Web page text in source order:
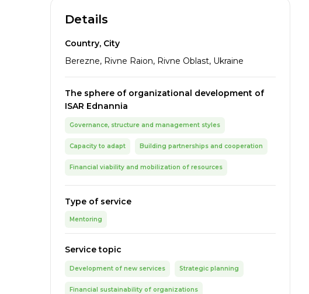
Details
Country, City
Berezne, Rivne Raion, Rivne Oblast, Ukraine
The sphere of organizational development of
ISAR Ednannia
Governance, structure and management styles
Capacity to adapt Building partnerships and cooperation
Financial viability and mobilization of resources
Type of service
Mentoring
Service topic
Development of new services Strategic planning
Financial sustainability of organizations